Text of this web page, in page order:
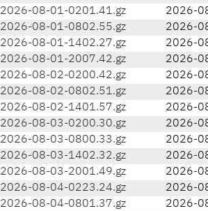
2026-08-01-0201.41.gz
2026-
2026-08-01-0802.55.gz
2026-
2026-08-01-1402.27.gz
2026-
2026-08-01-2007.42.gz
2026-
2026-08-02-0200.42.gz
2026-
2026-08-02-0802.51.gz
2026-
2026-08-02-1401.57.gz
2026-
2026-08-03-0200.30.gz
2026-
2026-08-03-0800.33.gz
2026-
2026-08-03-1402.32.gz
2026-
2026-08-03-2001.49.gz
2026-
2026-08-04-0223.24.gz
2026-
2026-08-04-0801.37.gz
2026-